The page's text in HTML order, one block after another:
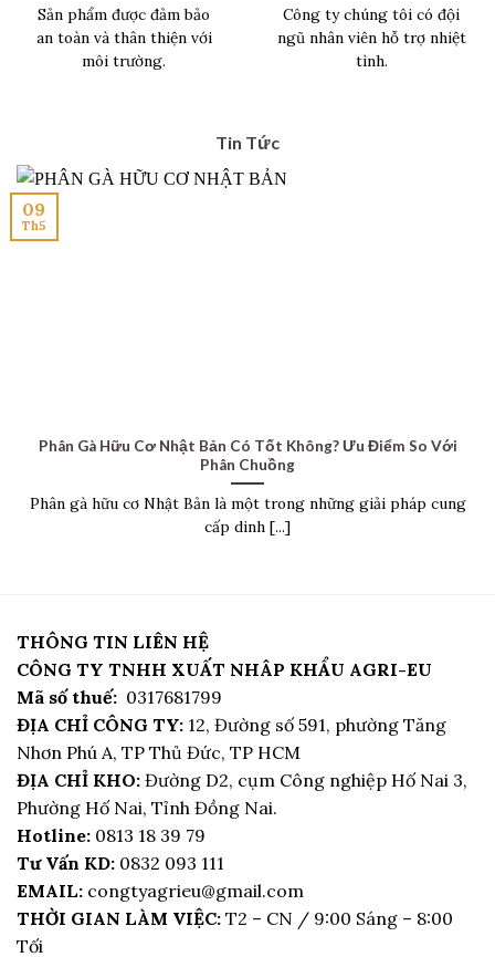
Sản phẩm được đảm bảo
an toàn và thân thiện với
môi trường.
Công ty chúng tôi có đội
ngũ nhân viên hỗ trợ nhiệt
tình.
Tin Tức
Phân Gà Hữu Cơ Nhật Bản Có Tốt Không? Ưu Điểm So Với
Phân Chuồng
Phân gà hữu cơ Nhật Bản là một trong những giải pháp cung
cấp dinh [...]
09
Th5
THÔNG TIN LIÊN HỆ
CÔNG TY TNHH XUẤT NHÂP KHẨU AGRI-EU
Mã số thuế: 0317681799
ĐỊA CHỈ CÔNG TY: 12, Đường số 591, phường Tăng
Nhơn Phú A, TP Thủ Đức, TP HCM
ĐỊA CHỈ KHO: Đường D2, cụm Công nghiệp Hố Nai 3,
Phường Hố Nai, Tỉnh Đồng Nai.
Hotline: 0813 18 39 79
Tư Vấn KD: 0832 093 111
EMAIL: congtyagrieu@gmail.com
THỜI GIAN LÀM VIỆC: T2 – CN / 9:00 Sáng – 8:00
Tối